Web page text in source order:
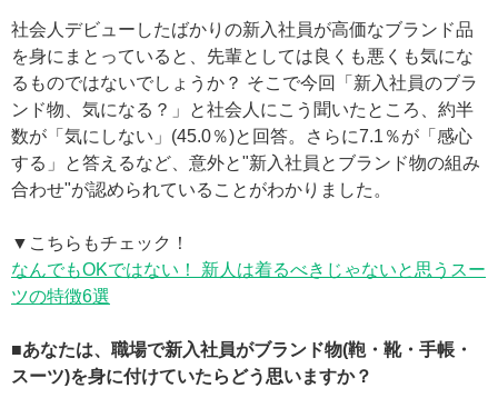
社会人デビューしたばかりの新入社員が高価なブランド品
を身にまとっていると、先輩としては良くも悪くも気にな
るものではないでしょうか？ そこで今回「新入社員のブラ
ンド物、気になる？」と社会人にこう聞いたところ、約半
数が「気にしない」(45.0％)と回答。さらに7.1％が「感心
する」と答えるなど、意外と"新入社員とブランド物の組み
合わせ"が認められていることがわかりました。
▼こちらもチェック！
なんでもOKではない！ 新人は着るべきじゃないと思うスー
ツの特徴6選
■あなたは、職場で新入社員がブランド物(鞄・靴・手帳・
スーツ)を身に付けていたらどう思いますか？